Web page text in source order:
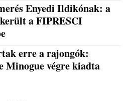
Enyedi Ildikónak: a
a FIPRESCI
erre a rajongók:
Minogue végre kiadta